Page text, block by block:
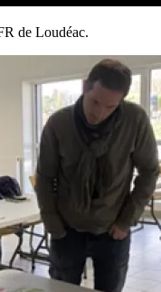
de Loudéac.